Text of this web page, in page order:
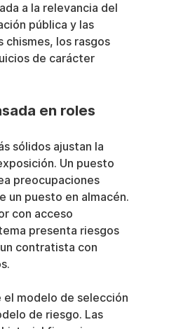
a la relevancia del
pública y las
chismes, los rasgos
de carácter
en roles
sólidos ajustan la
Un puesto
preocupaciones
un puesto en almacén.
con acceso
presenta riesgos
contratista con
el modelo de selección
de riesgo. Las